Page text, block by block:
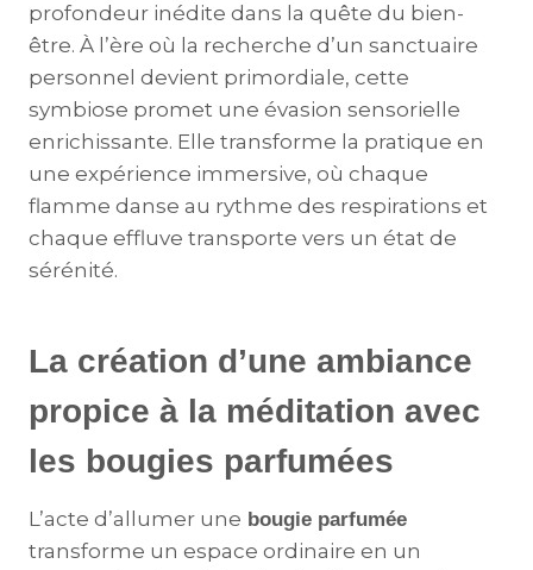
profondeur inédite dans la quête du bien-
être. À l’ère où la recherche d’un sanctuaire
personnel devient primordiale, cette
symbiose promet une évasion sensorielle
enrichissante. Elle transforme la pratique en
une expérience immersive, où chaque
flamme danse au rythme des respirations et
chaque effluve transporte vers un état de
sérénité.
La création d’une ambiance
propice à la méditation avec
les bougies parfumées
L’acte d’allumer une bougie parfumée
transforme un espace ordinaire en un